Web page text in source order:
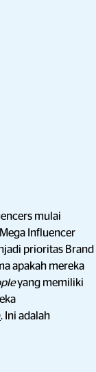
mulai
Influencer
prioritas Brand
apakah mereka
yang memiliki
. Ini adalah